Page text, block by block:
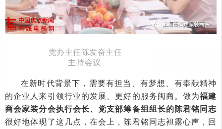
党办主任陈发奋主任
主持会议
在新时代背景下，需要有担当、有梦想、有奉献精神
的企业人来引领行业的发展、更好的服务闽商。做为福建
商会家装分会执行会长、党支部筹备组组长的陈君铭同志
很好地体现了这几点，在会上，陈君铭同志袒露心声，回